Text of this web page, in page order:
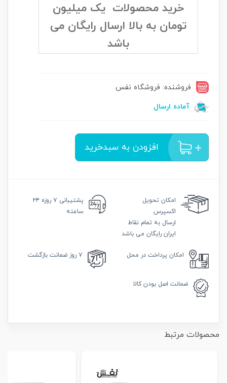
خرید محصولات یک میلیون
تومان به بالا ارسال رایگان می
باشد
فروشنده: فروشگاه نفس
آماده ارسال
افزودن به سبدخرید
امکان تحویل
اکسپرس
ارسال به تمام نقاط
ایران رایگان می باشد
پشتیبانی
۷ روزه ۲۴
ساعته
امکان پرداخت در محل ۷ روز ضمانت بازگشت
ضمانت اصل بودن کالا
محصولات مرتبط